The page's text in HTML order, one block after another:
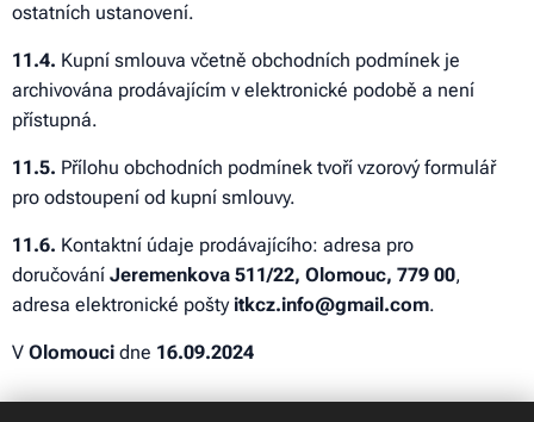
ostatních ustanovení.
11.4. Kupní smlouva včetně obchodních podmínek je
archivována prodávajícím v elektronické podobě a není
přístupná.
11.5. Přílohu obchodních podmínek tvoří vzorový formulář
pro odstoupení od kupní smlouvy.
11.6. Kontaktní údaje prodávajícího: adresa pro
doručování Jeremenkova 511/22, Olomouc, 779 00,
adresa elektronické poštyitkcz.info@gmail.com.
V Olomouci dne 16.09.2024